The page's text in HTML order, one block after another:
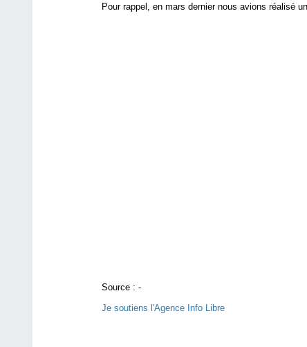
Pour rappel, en mars dernier nous avions réalisé
Source : -
Je soutiens l'Agence Info Libre